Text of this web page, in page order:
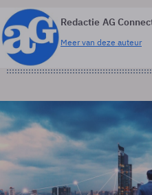
Redactie AG
Meer van deze auteur